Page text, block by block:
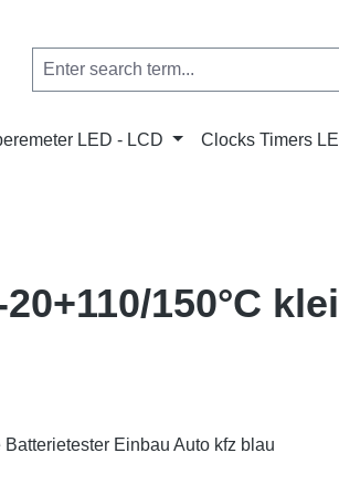
LED - LCD Clocks Timers
150°C